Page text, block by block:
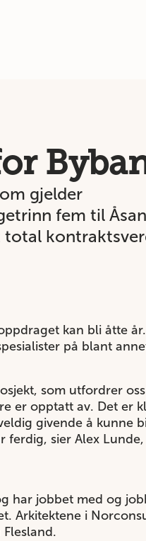
gjelder
fem til
kan bli åtte
på blant
som utfordrer
er opptatt av. Det er
givende å kunne
ferdig, sier Alex
har jobbet med og
Arkitektene i